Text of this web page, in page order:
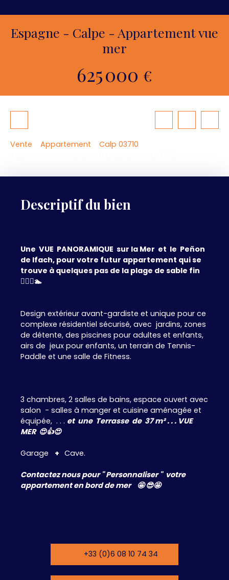
Espagne - Calpe - Appartement vue
mer
625 000 €
Vente Appartement
Calp 03710
Descriptif du bien
Une VUE PANORAMIQUE sur la Mer et le Peñon
de Ifach, pour votre futur appartement qui se
trouve à quelques pas de la plage de sable fin
🏊‍♂️🌞🏊
Design extérieur avant-gardiste et unique pour ce
complexe résidentiel sécurisé, avec jardins, zones
de détente, des piscines pour adultes et enfants,
airs de jeux pour enfants, un terrain de Tennis-
Paddle et une salle de Fitness.
3 chambres, 2 salles de bains, espace ouvert avec
salon - salles à manger et cuisine aménagée et
équipée, . . . et une Terrasse de 37 m² . . . VUE
MER 😍👍😍
Garage + Cave.
Contactez nous pour " Personnaliser " votre
appartement en bord de mer 🤩 😎🤩
+33 (0)6 08 10 74 34